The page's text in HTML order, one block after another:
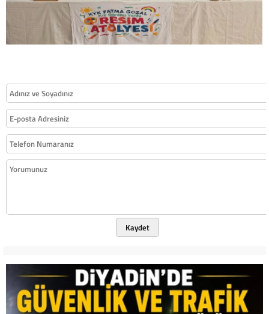
Kaydet